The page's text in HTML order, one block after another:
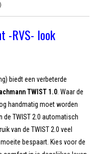
-RVS- look
biedt een verbeterde
TWIST 1.0. Waar de
handmatig moet worden
de TWIST 2.0 automatisch
van de TWIST 2.0 veel
bespaart. Kies voor de